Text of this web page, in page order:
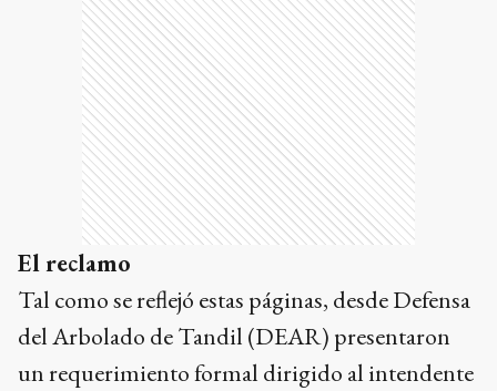
El reclamo
Tal como se reflejó estas páginas, desde Defensa
del Arbolado de Tandil (DEAR) presentaron
un requerimiento formal dirigido al intendente